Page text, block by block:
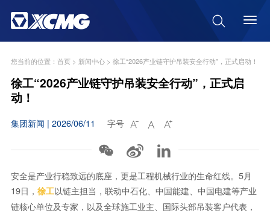

您当前的位置： 首页 > 新闻中心> 徐工“2026产业链守护吊装安全行动”，正式启动！
徐工“2026产业链守护吊装安全行动”，正式启
动！
集团新闻 | 2026/06/11 字号   
  
安全是产业行稳致远的底座，更是工程机械行业的生命红线。5月
19日， 徐工以链主担当，联动中石化、中国能建、中国电建等产业
链核心单位及专家，以及全球施工业主、国际头部吊装客户代表，